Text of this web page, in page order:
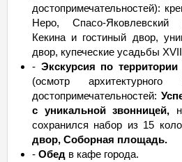
достопримечательностей):
Неро, Спасо-Яковлевский
Кекина и гостиный двор,
двор, купеческие усадьбы
- Экскурсия по
(осмотр
достопримечательностей:
с уникальной звонницей,
сохранился набор из 15
двор, Соборная площадь.
- Обед в кафе города.